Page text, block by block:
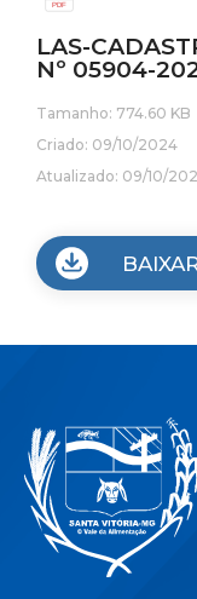
LAS-
Nº 05904-
Tamanho: 774.60 KB
Criado: 09/10/2024
Atualizado: 09/10/